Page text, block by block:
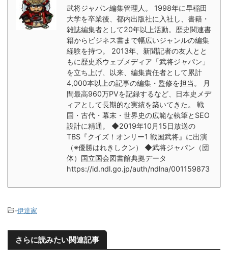
武将ジャパン編集管理人。 1998年に早稲田
大学を卒業後、都内出版社に入社し、書籍・
雑誌編集者として20年以上活動。歴史関連書
籍からビジネス書まで幅広いジャンルの編集
経験を持つ。 2013年、新聞記者の友人とと
もに歴史系ウェブメディア「武将ジャパン」
を立ち上げ、以来、編集責任者として累計
4,000本以上の記事の編集・監修を担当。 月
間最高960万PVを記録するなど、日本史メデ
ィアとして長期的な実績を築いてきた。 戦
国・古代・幕末・世界史の広範な執筆とSEO
設計に精通。 ◆2019年10月15日放送の
TBS『クイズ！オンリー1 戦国武将』に出演
（※優勝はれきしクン） ◆武将ジャパン（団
体）国立国会図書館典拠データ
https://id.ndl.go.jp/auth/ndlna/001159873
-伊達家
さらに読みたい関連記事